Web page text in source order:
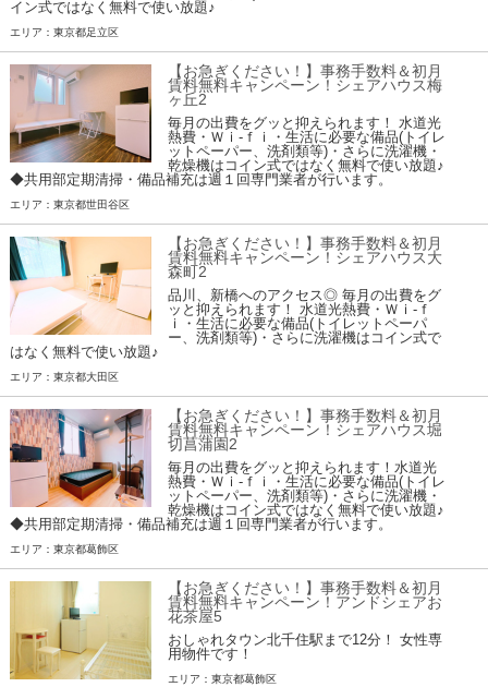
イン式ではなく無料で使い放題♪
エリア：東京都足立区
【お急ぎください！】事務手数料＆初月
賃料無料キャンペーン！シェアハウス梅
ヶ丘2
毎月の出費をグッと抑えられます！ 水道光
熱費・Ｗｉ-ｆｉ・生活に必要な備品(トイレ
ットペーパー、洗剤類等)・さらに洗濯機・
乾燥機はコイン式ではなく無料で使い放題♪
◆共用部定期清掃・備品補充は週１回専門業者が行います。
エリア：東京都世田谷区
【お急ぎください！】事務手数料＆初月
賃料無料キャンペーン！シェアハウス大
森町2
品川、新橋へのアクセス◎ 毎月の出費をグ
ッと抑えられます！ 水道光熱費・Ｗｉ-ｆ
ｉ・生活に必要な備品(トイレットペーパ
ー、洗剤類等)・さらに洗濯機はコイン式で
はなく無料で使い放題♪
エリア：東京都大田区
【お急ぎください！】事務手数料＆初月
賃料無料キャンペーン！シェアハウス堀
切菖蒲園2
毎月の出費をグッと抑えられます！水道光
熱費・Ｗｉ-ｆｉ・生活に必要な備品(トイレ
ットペーパー、洗剤類等)・さらに洗濯機・
乾燥機はコイン式ではなく無料で使い放題♪
◆共用部定期清掃・備品補充は週１回専門業者が行います。
エリア：東京都葛飾区
【お急ぎください！】事務手数料＆初月
賃料無料キャンペーン！アンドシェアお
花茶屋5
おしゃれタウン北千住駅まで12分！ 女性専
用物件です！
エリア：東京都葛飾区